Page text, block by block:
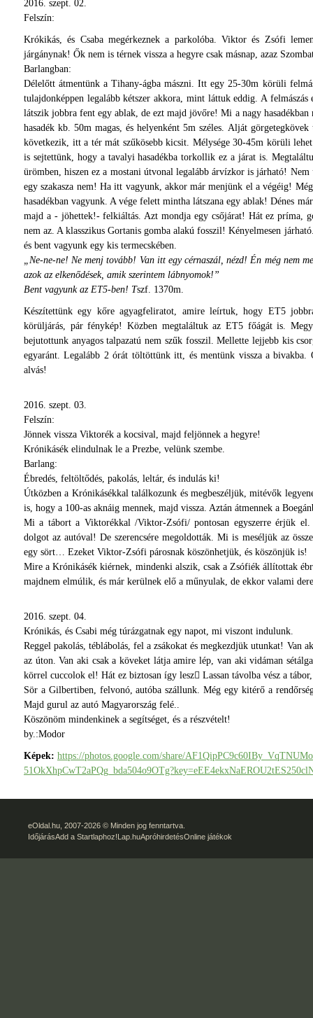
2016. szept. 02.
Felszín:
Krókikás, és Csaba megérkeznek a parkolóba. Viktor és Zsófi
járgánynak! Ők nem is térnek vissza a hegyre csak másnap, azaz
Barlangban:
Délelőtt átmentünk a Tihany-ágba mászni. Itt egy 25-30m körüli
tulajdonképpen legalább kétszer akkora, mint láttuk eddig. A
látszik jobbra fent egy ablak, de ezt majd jövőre! Mi a nagy
hasadék kb. 50m magas, és helyenként 5m széles. Alját
következik, itt a tér mát szűkösebb kicsit. Mélysége 30-45m körüli
is sejtettünk, hogy a tavalyi hasadékba torkollik ez a járat is.
ürömben, hiszen ez a mostani útvonal legalább árvízkor is járható!
egy szakasza nem! Ha itt vagyunk, akkor már menjünk el a végéig!
hasadékban vagyunk. A vége felett mintha látszana egy ablak! Dénes
majd a - jöhettek!- felkiáltás. Azt mondja egy csőjárat! Hát ez príma,
nem az. A klasszikus Gortanis gomba alakú fosszil! Kényelmesen
és bent vagyunk egy kis termecskében.
„Ne-ne-ne! Ne menj tovább! Van itt egy cérnaszál, nézd! Én még nem
azok az elkenődések, amik szerintem lábnyomok!”
Bent vagyunk az ET5-ben! Tszf. 1370m.
Készítettünk egy kőre agyagfeliratot, amire leírtuk, hogy ET5
körüljárás, pár fénykép! Közben megtaláltuk az ET5 főágát is.
bejutottunk anyagos talpazatú nem szűk fosszil. Mellette lejjebb kis
egyaránt. Legalább 2 órát töltöttünk itt, és mentünk vissza a
alvás!
2016. szept. 03.
Felszín:
Jönnek vissza Viktorék a kocsival, majd feljönnek a hegyre!
Krónikásék elindulnak le a Prezbe, velünk szembe.
Barlang:
Ébredés, feltöltődés, pakolás, leltár, és indulás ki!
Útközben a Krónikásékkal találkozunk és megbeszéljük, mitévők
is, hogy a 100-as aknáig mennek, majd vissza. Aztán átmennek a
Mi a tábort a Viktorékkal /Viktor-Zsófi/ pontosan egyszerre érjük el.
dolgot az autóval! De szerencsére megoldották. Mi is meséljük az
egy sört… Ezeket Viktor-Zsófi párosnak köszönhetjük, és köszönjük is!
Mire a Krónikásék kiérnek, mindenki alszik, csak a Zsófiék állítottak
majdnem elmúlik, és már kerülnek elő a műnyulak, de ekkor valami
2016. szept. 04.
Krónikás, és Csabi még túrázgatnak egy napot, mi viszont indulunk.
Reggel pakolás, téblábolás, fel a zsákokat és megkezdjük utunkat! Van
az úton. Van aki csak a köveket látja amire lép, van aki vidáman
körrel cuccolok el! Hát ez biztosan így lesz Lassan távolba vész a
Sör a Gilbertiben, felvonó, autóba szállunk. Még egy kitérő a
Majd gurul az autó Magyarország felé..
Köszönöm mindenkinek a segítséget, és a részvételt!
by.:Modor
Képek: https://photos.google.com/share/
eOldal.hu , 2007-2026 © Minden jog fenntartva.
IdőjárásAdd a Startlaphoz!Lap.huApróhirdetésOnline játékok